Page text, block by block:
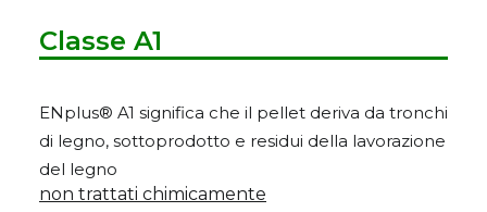
Classe A1
ENplus® A1 significa che il pellet deriva da tronchi
di legno, sottoprodotto e residui della lavorazione
del legno
non trattati chimicamente